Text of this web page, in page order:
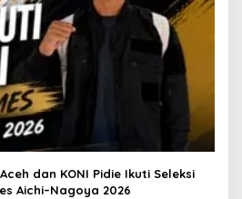
dan KONI Pidie Ikuti Seleksi
Aichi–Nagoya 2026